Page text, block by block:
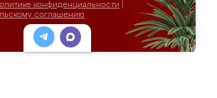
конфиденциальности
соглашению